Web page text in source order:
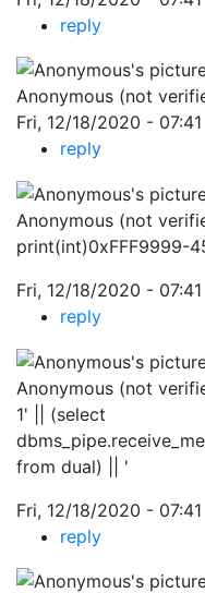
reply
Anonymous (not
Fri, 12/18/2020 - 07:41
reply
Anonymous (not
print(int)0xFFF9999-
Fri, 12/18/2020 - 07:41
reply
Anonymous (not
1' || (select
from dual) || '
Fri, 12/18/2020 - 07:41
reply